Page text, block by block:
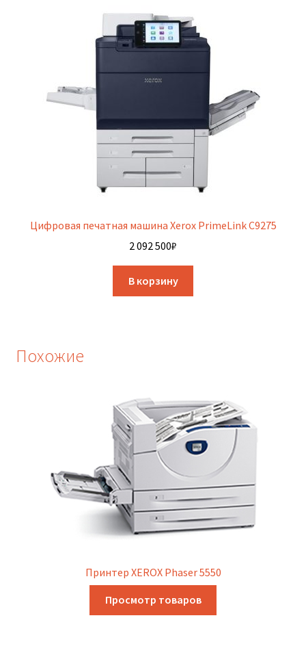
Цифровая печатная машина Xerox PrimeLink C9275
2 092 500₽
В корзину
Похожие
Принтер XEROX Phaser 5550
Просмотр товаров